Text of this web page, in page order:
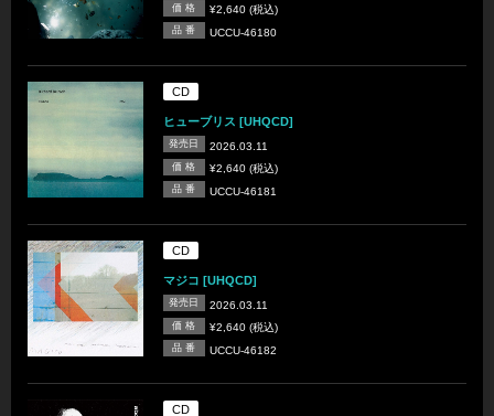
価 格 ¥2,640 (税込)
品 番 UCCU-46180
CD
ヒューブリス [UHQCD]
発売日 2026.03.11
価 格 ¥2,640 (税込)
品 番 UCCU-46181
CD
マジコ [UHQCD]
発売日 2026.03.11
価 格 ¥2,640 (税込)
品 番 UCCU-46182
CD